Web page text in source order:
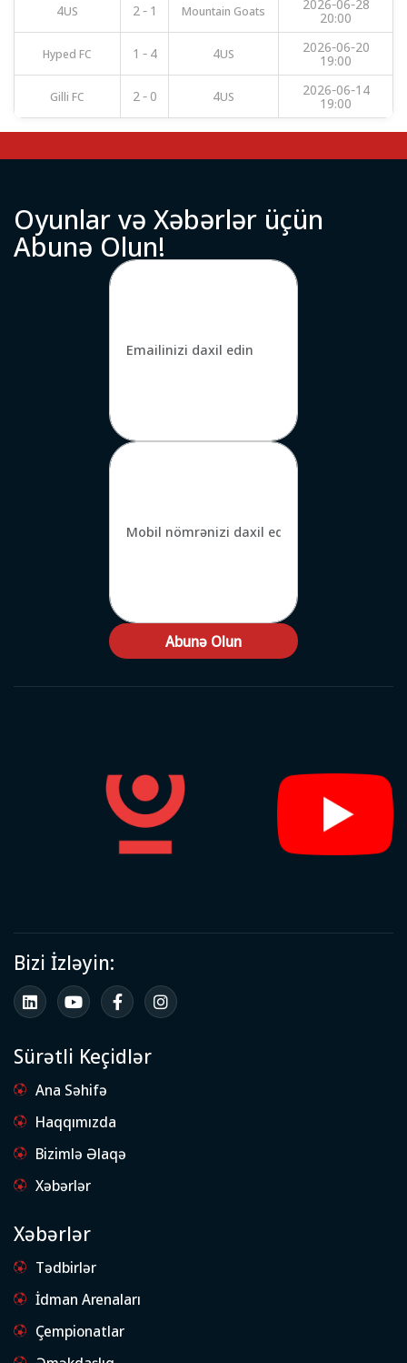
4US 2 - 1 Mountain Goats 2026-06-28
20:00
Hyped FC 1 - 4 4US 2026-06-20
19:00
Gilli FC 2 - 0 4US 2026-06-14
19:00
Oyunlarvə Xəbərlər üçün
Abunə Olun!
Abunə Olun
Bizi İzləyin:
Sürətli Keçidlər
Ana Səhifə
Haqqımızda
Bizimlə Əlaqə
Xəbərlər
Xəbərlər
Tədbirlər
İdman Arenaları
Çempionatlar